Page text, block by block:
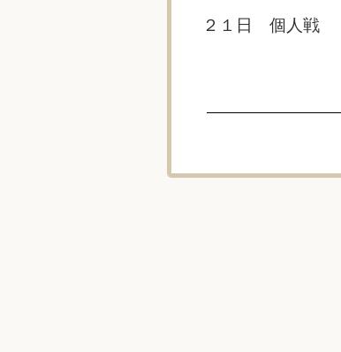
玉
県
２１日 個人